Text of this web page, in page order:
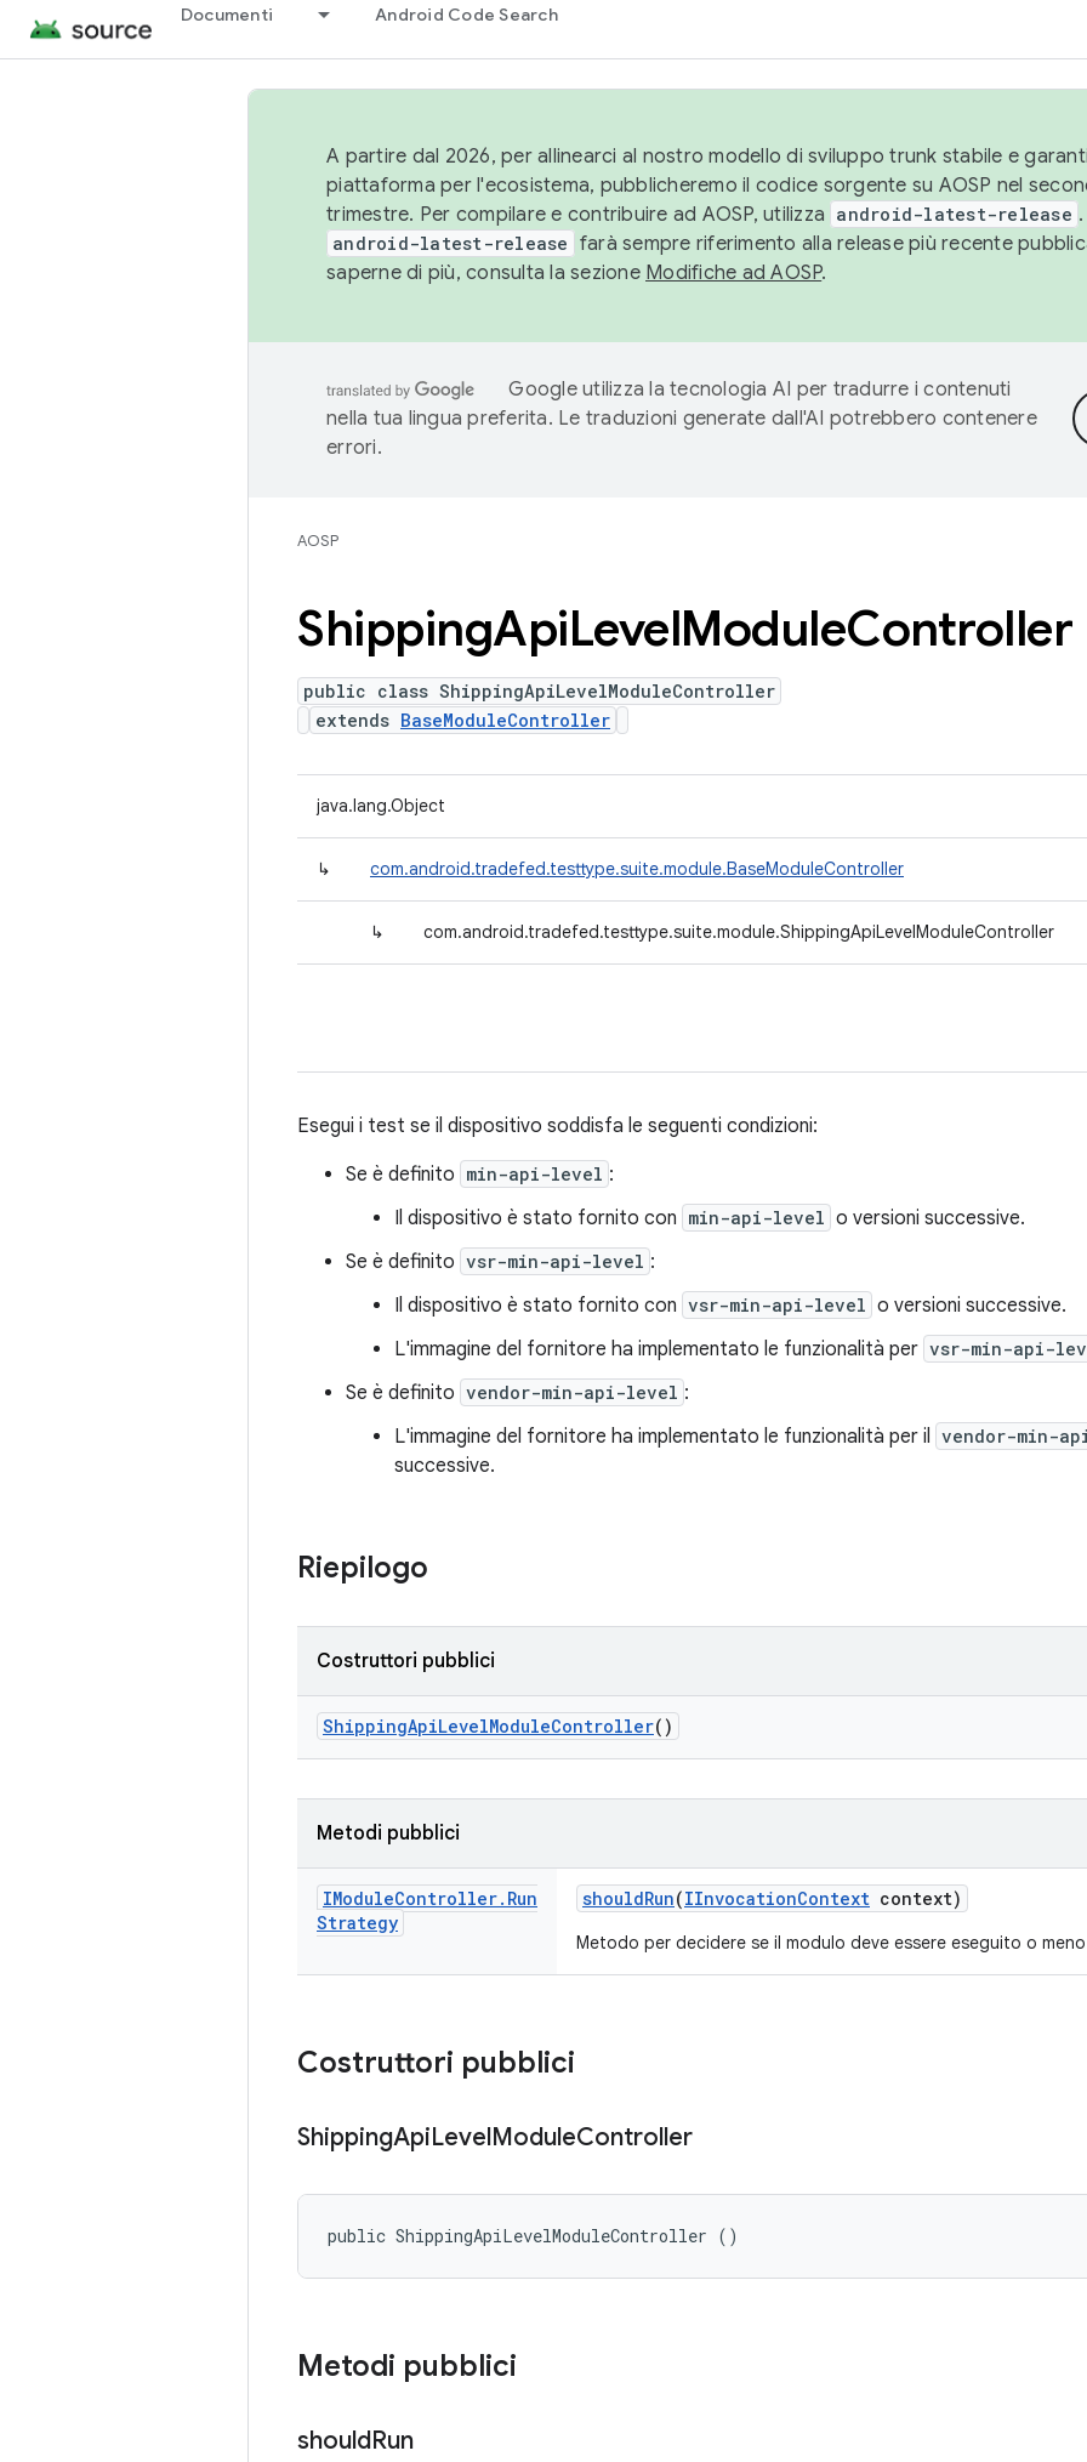
Documenti Android Code Search
A partire dal 2026, per allinearci al nostro modello di sviluppo trunk stabile e
piattaforma per l'ecosistema, pubblicheremo il codice sorgente su AOSP nel
trimestre. Per compilare e contribuire ad AOSP, utilizza android-latest-release
android-latest-release farà sempre riferimento alla release più recente
saperne di più, consulta la sezione Modifiche ad AOSP.
Google utilizza la tecnologia AI per tradurre i contenuti
nella tua lingua preferita. Le traduzioni generate dall'AI potrebbero contenere
errori.
AOSP
ShippingApiLevelModuleController
public class ShippingApiLevelModuleController
extends BaseModuleController
java.lang.Object
↳ com.android.tradefed.testtype.suite.module.BaseModuleController
↳ com.android.tradefed.testtype.suite.module.ShippingApiLevelModuleController
Esegui i test se il dispositivo soddisfa le seguenti condizioni:
Se è definito min-api-level :
Il dispositivo è stato fornito con min-api-level o versioni successive.
Se è definito vsr-min-api-level :
Il dispositivo è stato fornito con vsr-min-api-level o versioni successive.
L'immagine del fornitore ha implementato le funzionalità per vsr-min-api-
Se è definito vendor-min-api-level :
L'immagine del fornitore ha implementato le funzionalità per il vendor-min-
successive.
Riepilogo
Costruttori pubblici
ShippingApiLevelModuleController()
Metodi pubblici
IModuleController. Run
Strategy
shouldRun(IInvocationContext context)
Metodo per decidere se il modulo deve essere eseguito o
Costruttori pubblici
ShippingApiLevelModuleController
public ShippingApiLevelModuleController ()
Metodi pubblici
shouldRun